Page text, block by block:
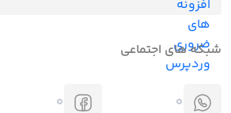
شبکه های اجتماعی
0
0